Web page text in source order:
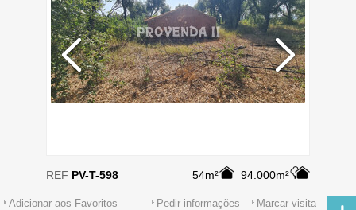
54m² 94.000m²
REF PV-T-598
Adicionar aos Favoritos Marcar visita
Pedir informações